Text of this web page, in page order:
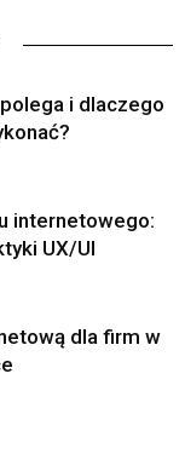
i dlaczego
internetowego:
UX/UI
dla firm w